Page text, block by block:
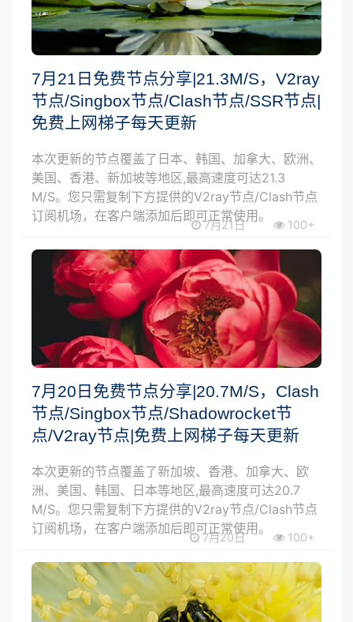
7月21日免费节点分享|21.3M/S，V2ray
节点/Singbox节点/Clash节点/SSR节点|
免费上网梯子每天更新
本次更新的节点覆盖了日本、韩国、加拿大、欧洲、
美国、香港、新加坡等地区,最高速度可达21.3
M/S。您只需复制下方提供的V2ray节点/Clash节点
订阅机场，在客户端添加后即可正常使用。
7月21日 100+
7月20日免费节点分享|20.7M/S，Clash
节点/Singbox节点/Shadowrocket节
点/V2ray节点|免费上网梯子每天更新
本次更新的节点覆盖了新加坡、香港、加拿大、欧
洲、美国、韩国、日本等地区,最高速度可达20.7
M/S。您只需复制下方提供的V2ray节点/Clash节点
订阅机场，在客户端添加后即可正常使用。
7月20日 100+